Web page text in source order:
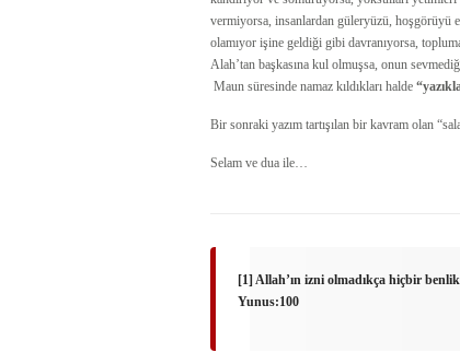
vermiyorsa, insanlardan güleryüzü, hoşgörüyü
olamıyor işine geldiği gibi davranıyorsa,
Alah’tan başkasına kul olmuşsa, onun
Maun süresinde namaz kıldıkları halde
Bir sonraki yazım tartışılan bir kavram olan
Selam ve dua ile…
[1] Allah’ın izni olmadıkça hiçbir
Yunus:100